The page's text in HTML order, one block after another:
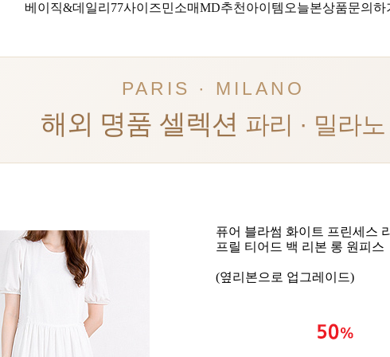
베이직&데일리 77사이즈민소매MD추천아이템 오늘본상품문의하
PARIS · MILANO
해외 명품 셀렉션 파리 · 밀라노
퓨어 블라썸 화이트 프린세스
프릴 티어드 백 리본 롱 원피스
(옆리본으로 업그레이드)